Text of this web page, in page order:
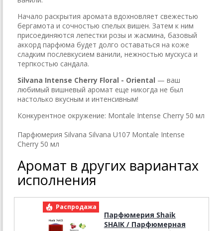
Начало раскрытия аромата вдохновляет свежестью
бергамота и сочностью спелых вишен. Затем к ним
присоединяются лепестки розы и жасмина, базовый
аккорд парфюма будет долго оставаться на коже
сладким послевкусием ванили, нежностью мускуса и
терпкостью сандала.
Silvana Intense Cherry Floral - Oriental — ваш
любимый вишневый аромат еще никогда не был
настолько вкусным и интенсивным!
Конкурентное окружение: Montale Intense Cherry 50 мл
Парфюмерия Silvana Silvana U107 Montale Intense
Cherry 50 мл
Аромат в других вариантах
исполнения
Распродажа
Парфюмерия Shaik
SHAIK / Парфюмерная